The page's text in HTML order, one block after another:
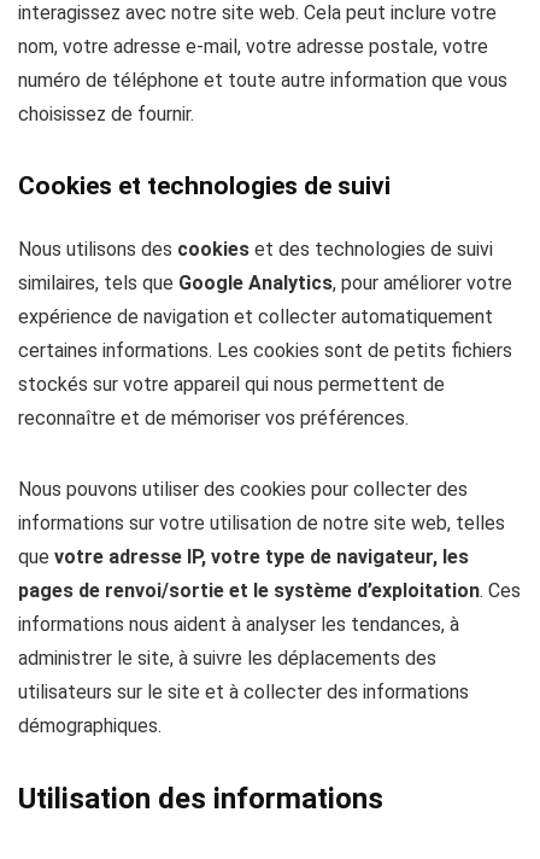
interagissez avec notre site web. Cela peut inclure votre
nom, votre adresse e-mail, votre adresse postale, votre
numéro de téléphone et toute autre information que vous
choisissez de fournir.
Cookies et technologies de suivi
Nous utilisons des cookies et des technologies de suivi
similaires, tels que Google Analytics, pour améliorer votre
expérience de navigation et collecter automatiquement
certaines informations. Les cookies sont de petits fichiers
stockés sur votre appareil qui nous permettent de
reconnaître et de mémoriser vos préférences.
Nous pouvons utiliser des cookies pour collecter des
informations sur votre utilisation de notre site web, telles
que votre adresse IP, votre type de navigateur, les
pages de renvoi/sortie et le système d’exploitation. Ces
informations nous aident à analyser les tendances, à
administrer le site, à suivre les déplacements des
utilisateurs sur le site et à collecter des informations
démographiques.
Utilisation des informations